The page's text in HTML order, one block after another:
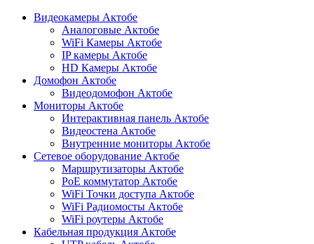
Видеокамеры Актобе
Аналоговые Актобе
WiFi Камеры Актобе
IP камеры Актобе
HD Камеры Актобе
Домофон Актобе
Видеодомофон Актобе
Мониторы Актобе
Интерактивная панель Актобе
Видеостена Актобе
Внутренние мониторы Актобе
Сетевое оборудование Актобе
Маршрутизаторы Актобе
PoE коммутатор Актобе
WiFi Точки доступа Актобе
WiFi Радиомосты Актобе
WiFi роутеры Актобе
Кабельная продукция Актобе